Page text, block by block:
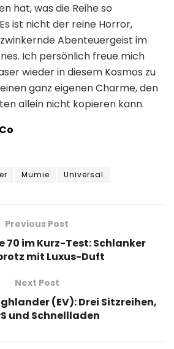
hat, was die Reihe so
ist nicht der reine Horror,
Abenteuergeist im
Ich persönlich freue mich
wieder in diesem Kosmos zu
ganz eigenen Charme, den
allein nicht kopieren kann.
Mumie Universal
Previous Post
70 im Kurz-Test: Schlanker
mit Luxus-Duft
Next Post
(EV): Drei Sitzreihen,
und Schnellladen